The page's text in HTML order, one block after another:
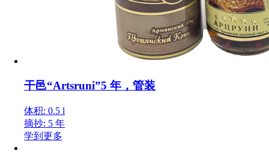
干邑“Artsruni”5 年，管装
体积: 0.5 l
摘抄: 5 年
学到更多